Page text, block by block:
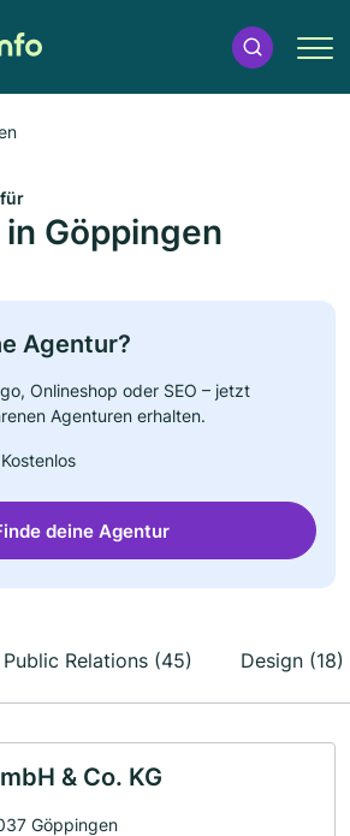
Göppingen
Agentur?
Onlineshop oder SEO – jetzt
Agenturen erhalten.
Kostenlos
deine Agentur
Public Relations (45) Design (18)
& Co. KG
Göppingen